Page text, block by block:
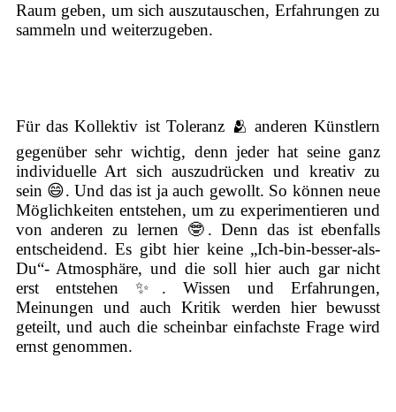
Raum geben, um sich auszutauschen, Erfahrungen zu
sammeln und weiterzugeben.
Für das Kollektiv ist Toleranz 🫂 anderen Künstlern
gegenüber sehr wichtig, denn jeder hat seine ganz
individuelle Art sich auszudrücken und kreativ zu
sein 😄. Und das ist ja auch gewollt. So können neue
Möglichkeiten entstehen, um zu experimentieren und
von anderen zu lernen 🤓. Denn das ist ebenfalls
entscheidend. Es gibt hier keine „Ich-bin-besser-als-
Du“- Atmosphäre, und die soll hier auch gar nicht
erst entstehen ✨. Wissen und Erfahrungen,
Meinungen und auch Kritik werden hier bewusst
geteilt, und auch die scheinbar einfachste Frage wird
ernst genommen.